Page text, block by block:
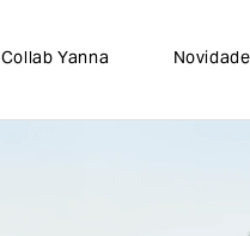
Collab Yanna